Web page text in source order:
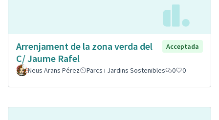
Arrenjament de la zona verda del
C/ Jaume Rafel
Acceptada
Neus Arans Pérez Parcs i Jardins Sostenibles 0 0